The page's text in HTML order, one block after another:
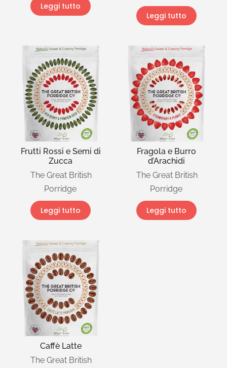
Leggi tutto
Leggi tutto
Frutti Rossi e Semi di
Zucca
The Great British
Porridge
Leggi tutto
Fragola e Burro
d’Arachidi
The Great British
Porridge
Leggi tutto
Caffè Latte
The Great British